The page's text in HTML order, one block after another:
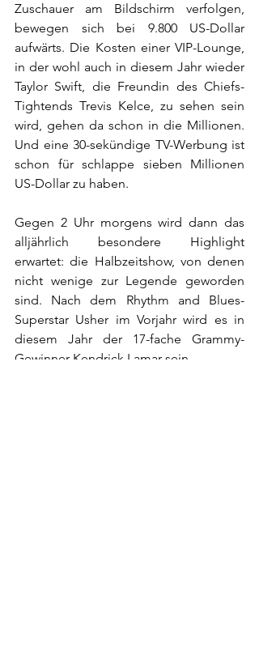
Zuschauer am Bildschirm verfolgen,
bewegen sich bei 9.800 US-Dollar
aufwärts. Die Kosten einer VIP-Lounge,
in der wohl auch in diesem Jahr wieder
Taylor Swift, die Freundin des Chiefs-
Tightends Trevis Kelce, zu sehen sein
wird, gehen da schon in die Millionen.
Und eine 30-sekündige TV-Werbung ist
schon für schlappe sieben Millionen
US-Dollar zu haben.
Gegen 2 Uhr morgens wird dann das
alljährlich besondere Highlight
erwartet: die Halbzeitshow, von denen
nicht wenige zur Legende geworden
sind. Nach dem Rhythm and Blues-
Superstar Usher im Vorjahr wird es in
diesem Jahr der 17-fache Grammy-
Gewinner Kendrick Lamar sein.